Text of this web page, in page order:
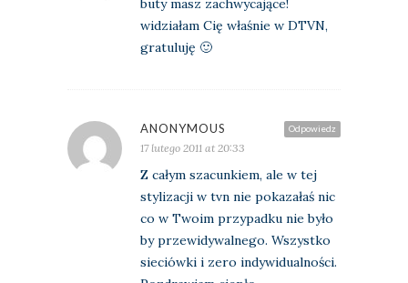
widziałam Cię właśnie w DTVN,
gratuluję 🙂
Odpowiedz
ANONYMOUS
17 lutego 2011 at 20:33
Z całym szacunkiem, ale w tej
stylizacji w tvn nie pokazałaś nic
co w Twoim przypadku nie było
by przewidywalnego. Wszystko
sieciówki i zero indywidualności.